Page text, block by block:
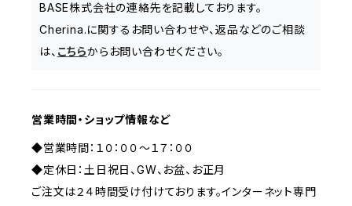
BASE株式会社の連絡先を記載しております。
Cherina.に関するお問い合わせや、返品などのご相談
は、 こちらからお問い合わせください。
営業時間・ショップ情報など
◆営業時間：１０：００〜１７：００
◆定休日：土日祝日、GW、お盆、お正月
ご注文は２４時間受け付けております。インターネット専門